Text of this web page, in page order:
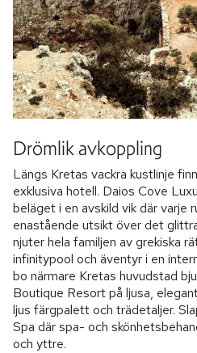
Drömlik avkoppling
Längs Kretas vackra kustlinje
exklusiva hotell. Daios Cove
beläget i en avskild vik där varje
enastående utsikt över det
njuter hela familjen av grekiska
infinitypool och äventyr i en
bo närmare Kretas huvudstad
Boutique Resort på ljusa,
ljus färgpalett och trädetaljer.
Spa där spa- och
och yttre.